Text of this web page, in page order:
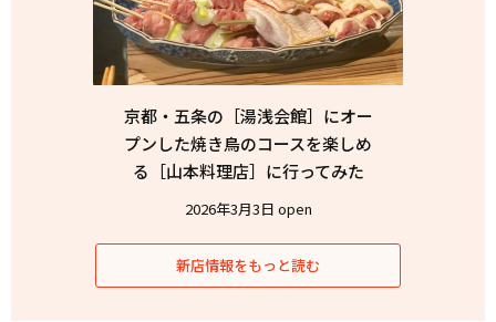
京都・五条の［湯浅会館］にオー
プンした焼き鳥のコースを楽しめ
る［山本料理店］に行ってみた
2026年3月3日 open
新店情報をもっと読む